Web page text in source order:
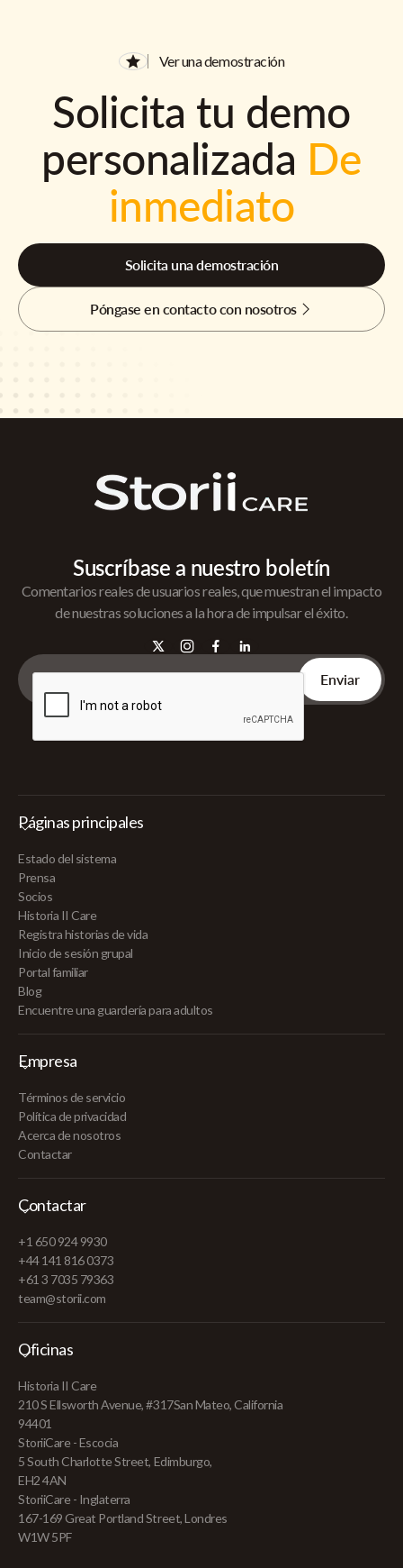
Ver una demostración
Solicita tu demo
personalizada De
inmediato
Solicita una demostración
Póngase en contacto con nosotros
Suscríbase a nuestro boletín
Comentarios reales de usuarios reales, que muestran el impacto
de nuestras soluciones a la hora de impulsar el éxito.
Páginas principales
Estado del sistema
Prensa
Socios
Historia II Care
Registra historias de vida
Inicio de sesión grupal
Portal familiar
Blog
Encuentre una guardería para adultos
Empresa
Términos de servicio
Política de privacidad
Acerca de nosotros
Contactar
Contactar
+1 650 924 9930
+44 141 816 0373
+61 3 7035 79363
team@storii.com
Oficinas
Historia II Care
210 S Ellsworth Avenue, #317San Mateo, California
94401
StoriiCare - Escocia
5 South Charlotte Street, Edimburgo,
EH2 4AN
StoriiCare - Inglaterra
167-169 Great Portland Street, Londres
W1W 5PF